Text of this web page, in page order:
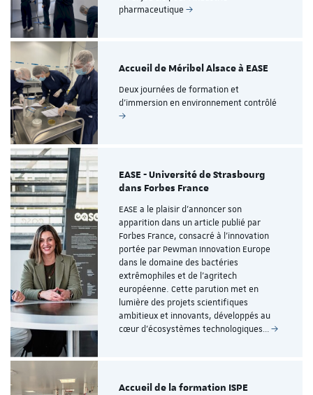
pharmaceutique
Accueil de Méribel Alsace à EASE
Deux journées de formation et
d’immersion en environnement contrôlé
EASE - Université de Strasbourg
dans Forbes France
EASE a le plaisir d’annoncer son
apparition dans un article publié par
Forbes France, consacré à l’innovation
portée par Pewman Innovation Europe
dans le domaine des bactéries
extrêmophiles et de l’agritech
européenne. Cette parution met en
lumière des projets scientifiques
ambitieux et innovants, développés au
cœur d’écosystèmes technologiques…
Accueil de la formation ISPE